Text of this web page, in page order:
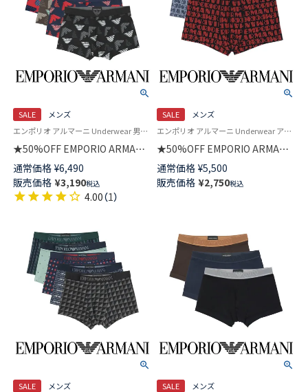
SALE
メンズ
エンポリオ アルマーニ Underwear 男性 下着 パンツ アンダーウェア
★50%OFF EMPORIO ARMANI
ALL OVER MICROFIBER オール
オーバーマイクロファイバー
ボクサーブリーフパンツ
【S/M/L】 前閉じ EUサイズ メン
通常価格 ¥6,490
販売価格 ¥3,190税込
4.00（1）
SALE
メンズ
エンポリオ アルマーニ Underwear アンダーウェア 男性 紳士 下着
★50%OFF EMPORIO ARMANI
ALL OVER LOGO オールオーバ
ーロゴ ボクサーパンツ 【S/M/L】
前閉じ EUサイズ メンズ
通常価格 ¥5,500
販売価格 ¥2,750税込
SALE
メンズ
SALE
メンズ